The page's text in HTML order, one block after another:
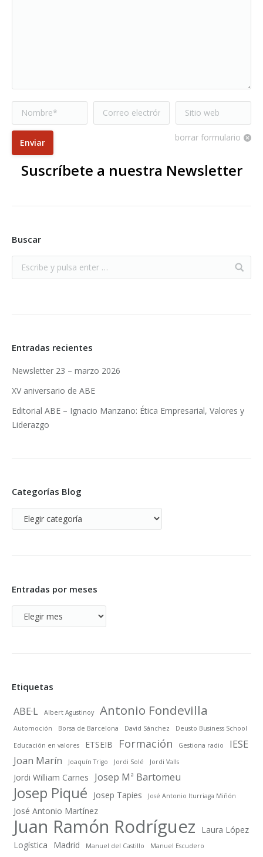
Nombre *
Correo electrónico
*
Sitio web
borrar formulario
Enviar
Suscríbete a nuestra Newsletter
Buscar
Entradas recientes
Newsletter 23 – marzo 2026
XV aniversario de ABE
Editorial ABE – Ignacio Manzano: Ética Empresarial, Valores y
Liderazgo
Categorías Blog
Categorías
Blog
Entradas por meses
Entradas
por
Etiquetas
ABE·L Albert Agustinoy Antonio Fondevilla
Automoción Borsa de Barcelona David Sánchez Deusto Business School
Educación en valores ETSEIB Formación Gestiona radio
IESE
Joan Marín
Joaquín Trigo Jordi Solé Jordi Valls
Jordi William Carnes Josep Mª Bartomeu
Josep Piqué Josep Tapies José Antonio Iturriaga Miñón
José Antonio Martínez
Juan Ramón Rodríguez
Laura López
Logística
Madrid Manuel del Castillo
Manuel Escudero